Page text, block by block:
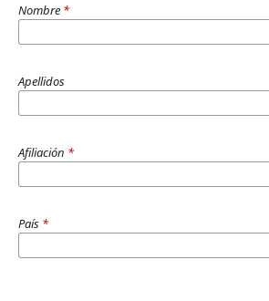
Nombre *
Apellidos
Afiliación *
País *